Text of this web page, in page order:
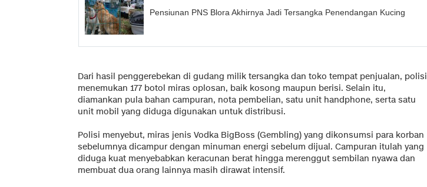
Pensiunan PNS Blora Akhirnya Jadi Tersangka Penendangan Kucing
Dari hasil penggerebekan di gudang milik tersangka dan toko tempat penjualan, polisi
menemukan 177 botol miras oplosan, baik kosong maupun berisi. Selain itu,
diamankan pula bahan campuran, nota pembelian, satu unit handphone, serta satu
unit mobil yang diduga digunakan untuk distribusi.
Polisi menyebut, miras jenis Vodka BigBoss (Gembling) yang dikonsumsi para korban
sebelumnya dicampur dengan minuman energi sebelum dijual. Campuran itulah yang
diduga kuat menyebabkan keracunan berat hingga merenggut sembilan nyawa dan
membuat dua orang lainnya masih dirawat intensif.